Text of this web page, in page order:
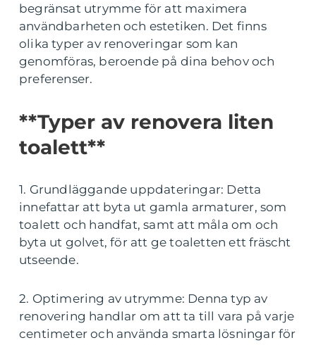
begränsat utrymme för att maximera
användbarheten och estetiken. Det finns
olika typer av renoveringar som kan
genomföras, beroende på dina behov och
preferenser.
**Typer av renovera liten
toalett**
1. Grundläggande uppdateringar: Detta
innefattar att byta ut gamla armaturer, som
toalett och handfat, samt att måla om och
byta ut golvet, för att ge toaletten ett fräscht
utseende.
2. Optimering av utrymme: Denna typ av
renovering handlar om att ta till vara på varje
centimeter och använda smarta lösningar för